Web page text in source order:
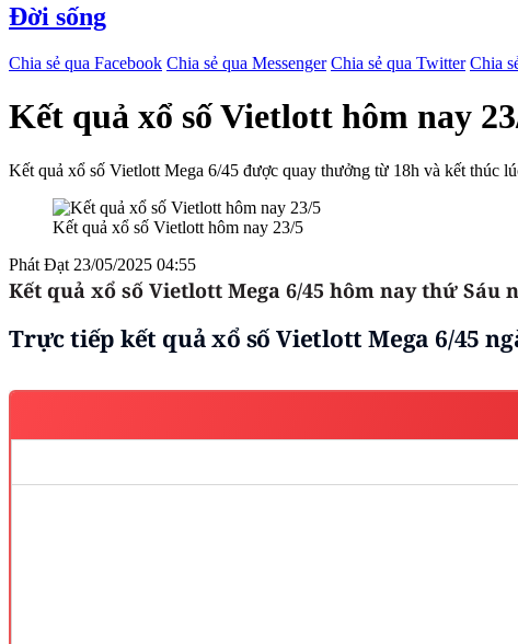
Đời sống
Chia sẻ qua Facebook Chia sẻ qua Messenger Chia sẻ qua Twitter Chia
Kết quả xổ số Vietlott hôm nay
Kết quả xổ số Vietlott Mega 6/45 được quay thưởng từ 18h và kết thúc
Kết quả xổ số Vietlott hôm nay 23/5
Phát Đạt 23/05/2025 04:55
Kết quả xổ số Vietlott Mega 6/45 hôm nay thứ Sáu
Trực tiếp kết quả xổ số Vietlott Mega 6/45